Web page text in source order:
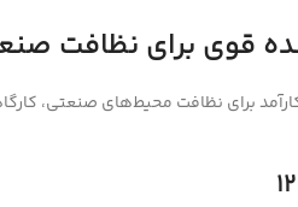
و کارآمد برای نظافت محیط‌های